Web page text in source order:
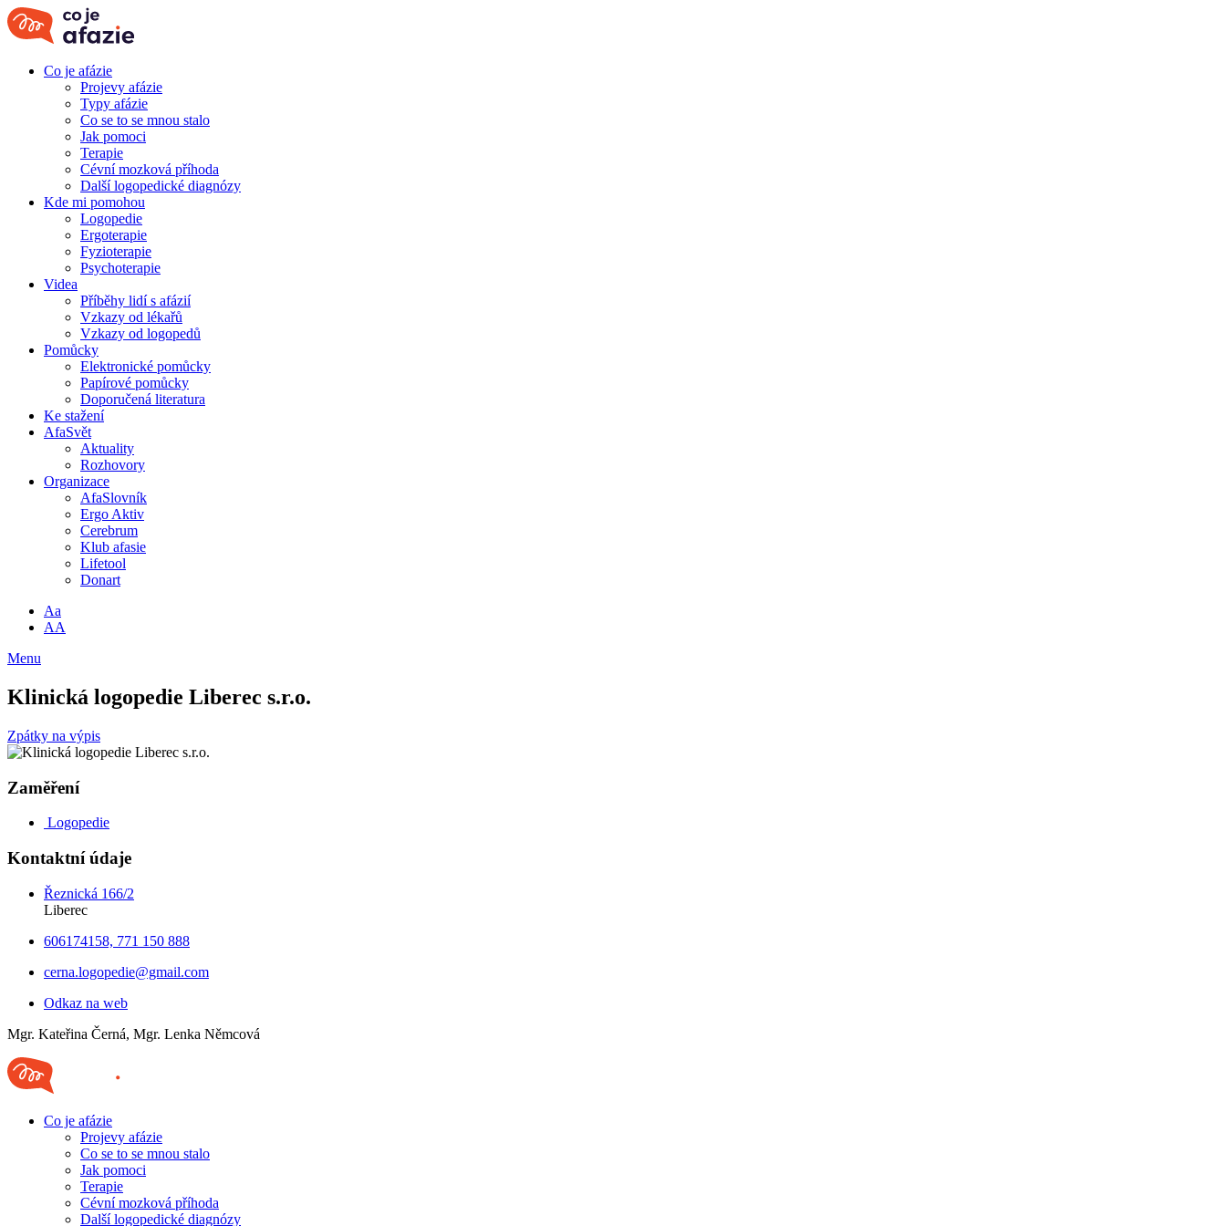
Co je afázie
Projevy afázie
Typy afázie
Co se to se mnou stalo
Jak pomoci
Terapie
Cévní mozková příhoda
Další logopedické diagnózy
Kde mi pomohou
Logopedie
Ergoterapie
Fyzioterapie
Psychoterapie
Videa
Příběhy lidí s afázií
Vzkazy od lékařů
Vzkazy od logopedů
Pomůcky
Elektronické pomůcky
Papírové pomůcky
Doporučená literatura
Ke stažení
AfaSvět
Aktuality
Rozhovory
Organizace
AfaSlovník
Ergo Aktiv
Cerebrum
Klub afasie
Lifetool
Donart
Aa
AA
Menu
Klinická logopedie Liberec s.r.o.
Zpátky na výpis
Zaměření
Logopedie
Kontaktní údaje
Řeznická 166/2
Liberec
606174158, 771 150 888
cerna.logopedie@gmail.com
Odkaz na web
Mgr. Kateřina Černá, Mgr. Lenka Němcová
Co je afázie
Projevy afázie
Co se to se mnou stalo
Jak pomoci
Terapie
Cévní mozková příhoda
Další logopedické diagnózy